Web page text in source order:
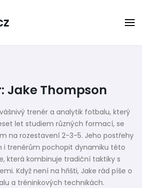
Jake Thompson
trenér a analytik fotbalu, který
let studiem různých formací, se
na rozestavení 2-3-5. Jeho postřehy
i trenérům pochopit dynamiku této
která kombinuje tradiční taktiky s
Když není na hřišti, Jake rád píše o
a tréninkových technikách.